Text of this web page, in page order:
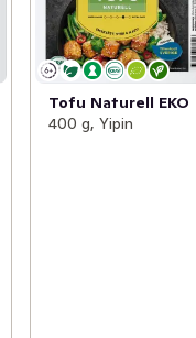
Tofu Naturell EKO
400 g, Yipin